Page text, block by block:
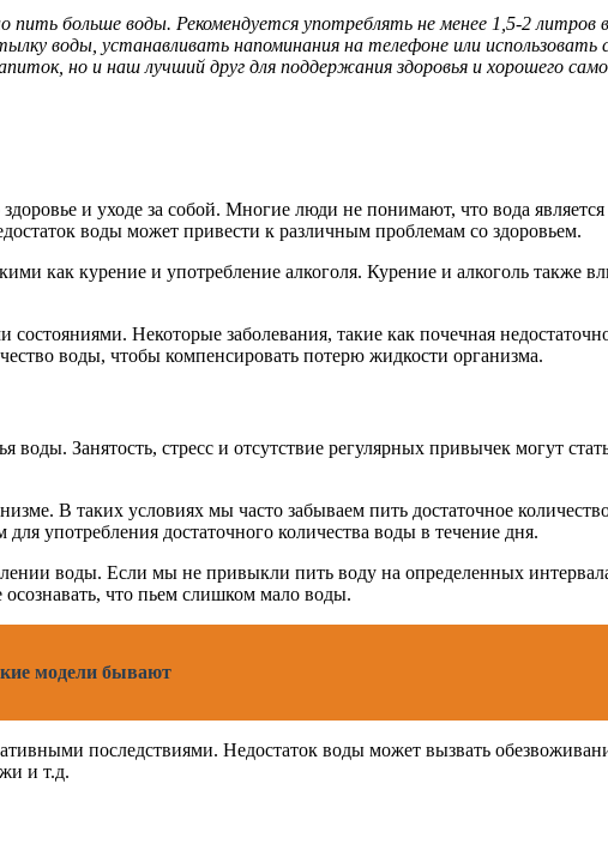
больше воды. Рекомендуется употреблять не менее 1,5-2
воды, устанавливать напоминания на телефоне или использовать
но и наш лучший друг для поддержания здоровья и хорошего
и уходе за собой. Многие люди не понимают, что вода
воды может привести к различным проблемам со здоровьем.
как курение и употребление алкоголя. Курение и алкоголь также
Некоторые заболевания, такие как почечная
воды, чтобы компенсировать потерю жидкости организма.
Занятость, стресс и отсутствие регулярных привычек могут
В таких условиях мы часто забываем пить достаточное
употребления достаточного количества воды в течение дня.
воды. Если мы не привыкли пить воду на определенных
что пьем слишком мало воды.
модели бывают
последствиями. Недостаток воды может вызвать
и т.д.